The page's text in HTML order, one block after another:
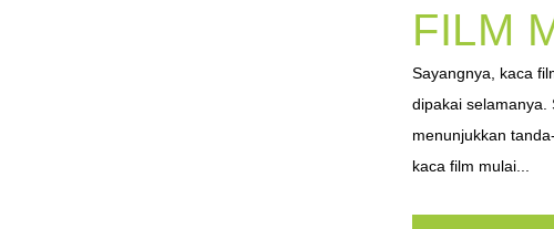
FILM
Sayangnya, kaca
dipakai selamanya.
menunjukkan
kaca film mulai...